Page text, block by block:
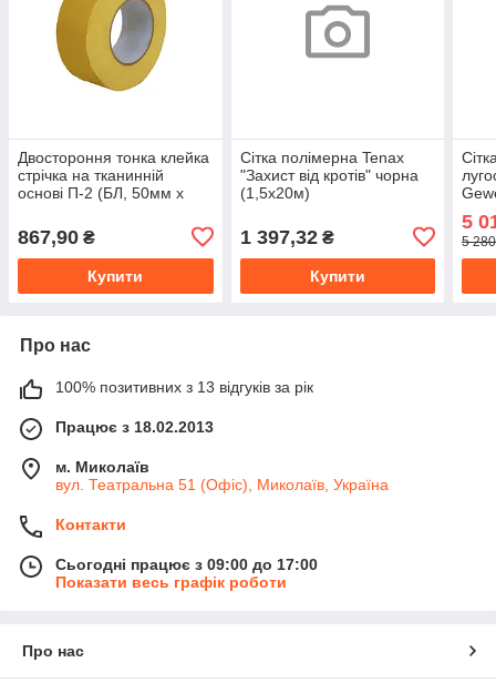
Двостороння тонка клейка
стрічка на тканинній
основі П-2 (БЛ, 50мм х
867,90 ₴
Купити
Сітка полімерна Tenax
"Захист від кротів" чорна
(1,5х20м)
1 397,32₴
Купити
5
5
Про нас
100% позитивних з 13 відгуків за рік
Працює з 18.02.2013
м. Миколаїв
вул. Театральна 51 (Офіс), Миколаїв, Україна
Контакти
Сьогодні працює з 09:00 до 17:00
Показати весь графік роботи
Про нас